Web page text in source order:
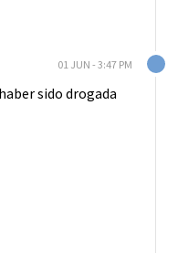
01 JUN - 3:47 PM